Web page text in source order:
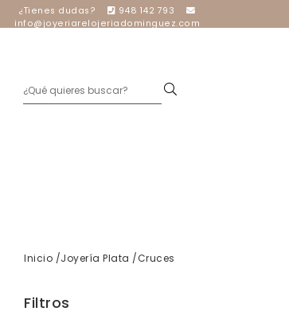
¿Tienes dudas?
948 142 793
info@joyeriarelojeriadominguez.com
Inicio Joyería Plata Cruces
Filtros